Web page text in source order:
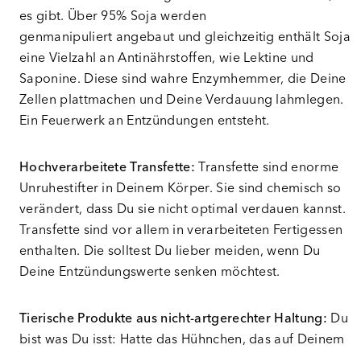
es gibt. Über 95% Soja werden
genmanipuliert angebaut und gleichzeitig enthält Soja
eine Vielzahl an Antinährstoffen, wie Lektine und
Saponine. Diese sind wahre Enzymhemmer, die Deine
Zellen plattmachen und Deine Verdauung lahmlegen.
Ein Feuerwerk an Entzündungen entsteht.
Hochverarbeitete Transfette: Transfette sind enorme
Unruhestifter in Deinem Körper. Sie sind chemisch so
verändert, dass Du sie nicht optimal verdauen kannst.
Transfette sind vor allem in verarbeiteten Fertigessen
enthalten. Die solltest Du lieber meiden, wenn Du
Deine Entzündungswerte senken möchtest.
Tierische Produkte aus nicht-artgerechter Haltung: Du
bist was Du isst: Hatte das Hühnchen, das auf Deinem